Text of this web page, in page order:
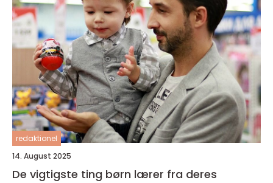
redaktionel
14. August 2025
De vigtigste ting børn lærer fra deres